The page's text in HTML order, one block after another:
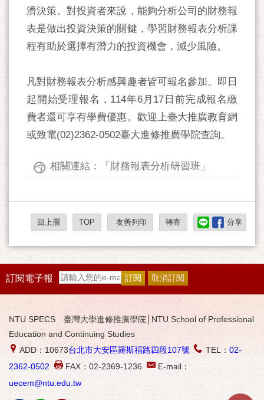
濟決策。對投資者來說，能夠分析公司的財務報
表是做出投資決策的關鍵，學習財務報表分析課
程有助於選擇有潛力的投資機會，減少風險。
凡對財務報表分析感興趣者皆可報名參加。即日
起開始受理報名，114年6月17日前完成報名繳
費者還可享有學費優惠。歡迎上臺大推廣教育網
或致電(02)2362-0502臺大進修推廣學院查詢。
相關連結：「財務報表分析研習班」
回上層 TOP 友善列印 轉寄 分享
訂閱電子報
NTU SPECS 臺灣大學進修推廣學院│NTU School of Professional
Education and Continuing Studies
ADD：10673台北市大安區羅斯福路四段107號 TEL： 02-
2362-0502
FAX：02-2369-1236
E-mail：
uecem@ntu.edu.tw